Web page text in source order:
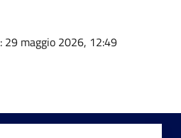
: 29 maggio 2026, 12:49